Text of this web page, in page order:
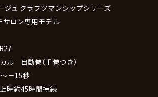
ジュ クラフツマンシップシリーズ
サロン専用モデル
ル 自動巻（手巻つき）
～－15秒
上時約45時間持続